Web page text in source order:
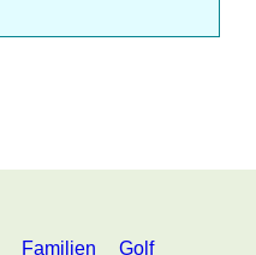
Familien Golf